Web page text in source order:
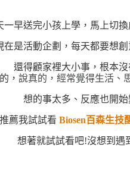
一早送完小孩上學，馬上切換
在是活動企劃，每天都要想
還得顧家裡大小事，根本沒
， 說真的，經常覺得生活、
想的事太多、反應也開始
薦我試試看 Biosen百森生技
想著就試試看吧!沒想到遇